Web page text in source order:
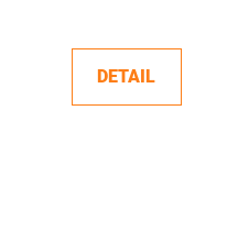
DETAIL